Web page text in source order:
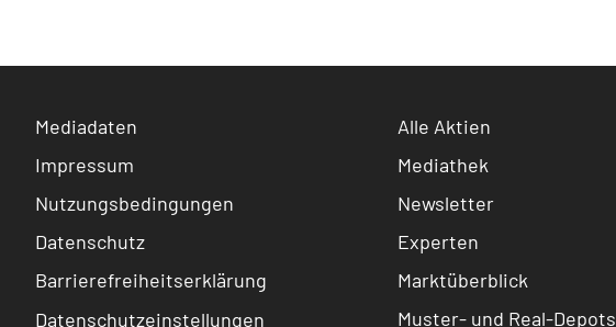
Mediadaten
Impressum
Nutzungsbedingungen
Datenschutz
Barrierefreiheitserklärung
Datenschutzeinstellungen
Alle Aktien
Mediathek
Newsletter
Experten
Marktüberblick
Muster- und Real-Depots